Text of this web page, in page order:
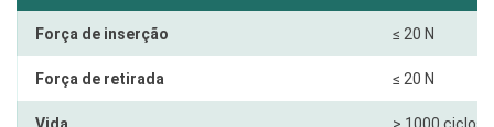
Força de inserção ≤ 20 N
Força de retirada ≤ 20 N